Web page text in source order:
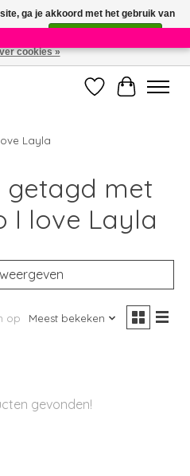
×
Marie Rose
Verlanglijst
Layla
getagd met
I love Layla
op Meest bekeken
gevonden!
ga je akkoord met het gebruik van
cookies »